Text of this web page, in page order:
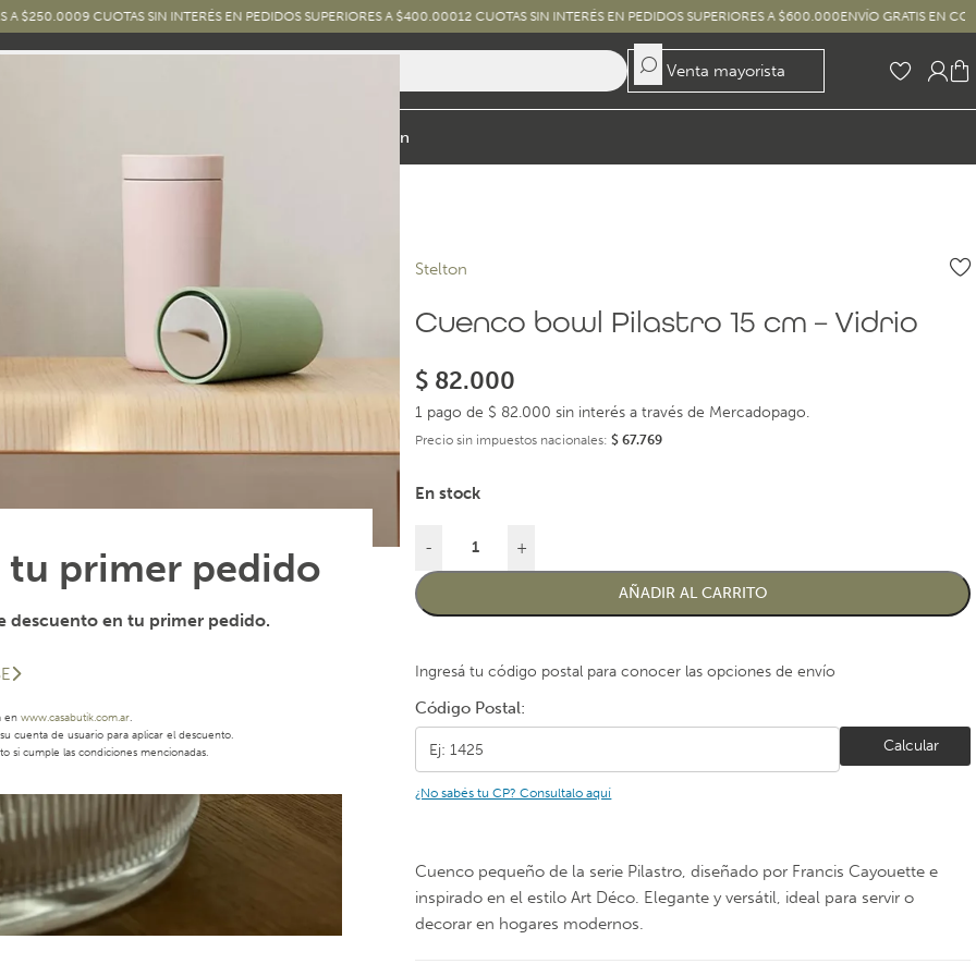
tu primer pedido
descuento en tu primer pedido.
en www.casabutik.com.ar.
cuenta de usuario para aplicar el descuento.
si cumple las condiciones mencionadas.
9 CUOTAS SIN INTERÉS EN PEDIDOS SUPERIORES A $400.00012 CUOTAS SIN INTERÉS EN PEDIDOS SUPERIORES A $600.000ENVÍO GRATIS EN COMPRAS
Venta mayorista
Inspiración
Stelton
Cuenco bowl Pilastro 15 cm – Vidrio
$ 82.000
1 pago de $ 82.000 sin interés a través de Mercadopago.
Precio sin impuestos nacionales:$ 67.769
En stock
- +
AÑADIR AL CARRITO
Ingresá tu código postal para conocer las opciones de envío
Código Postal:
Calcular
¿No sabés tu CP? Consultalo aquí
Cuenco pequeño de la serie Pilastro, diseñado por Francis Cayouette e
inspirado en el estilo Art Déco. Elegante y versátil, ideal para servir o
decorar en hogares modernos.